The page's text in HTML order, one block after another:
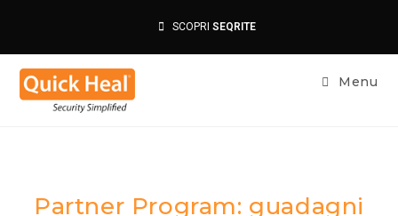
SCOPRI SEQRITE
Menu
Partner Program: guadagni